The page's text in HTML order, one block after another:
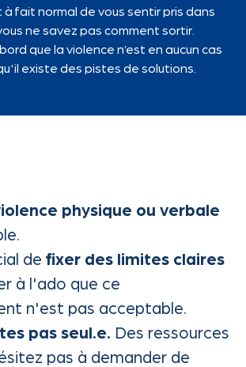
à fait normal de vous sentir pris dans
ne savez pas comment sortir.
que la violence n’est en aucun cas
existe des pistes de solutions.
physique ou verbale
de fixer des limites claires
à l'ado que ce
n'est pas acceptable.
pas seul.e. Des ressources
pas à demander de